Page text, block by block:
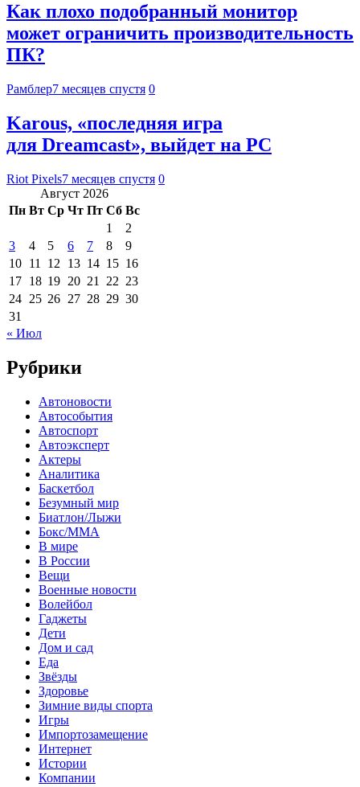
Как плохо подобранный монитор
может ограничить производительность
ПК?
Рамблер7 месяцев спустя 0
Karous, «последняя игра
для Dreamcast», выйдет на PC
Riot Pixels7 месяцев спустя 0
Август 2026
Пн Вт Ср Чт Пт Сб Вс
1
2
3
4 5 6 7 8
9
10 11 12 13 14 15 16
17 18 19 20 21 22 23
24 25 26 27 28 29 30
31
« Июл
Рубрики
Автоновости
Автособытия
Автоспорт
Автоэксперт
Актеры
Аналитика
Баскетбол
Безумный мир
Биатлон/Лыжи
Бокс/MMA
В мире
В России
Вещи
Военные новости
Волейбол
Гаджеты
Дети
Дом и сад
Еда
Звёзды
Здоровье
Зимние виды спорта
Игры
Импортозамещение
Интернет
Истории
Компании